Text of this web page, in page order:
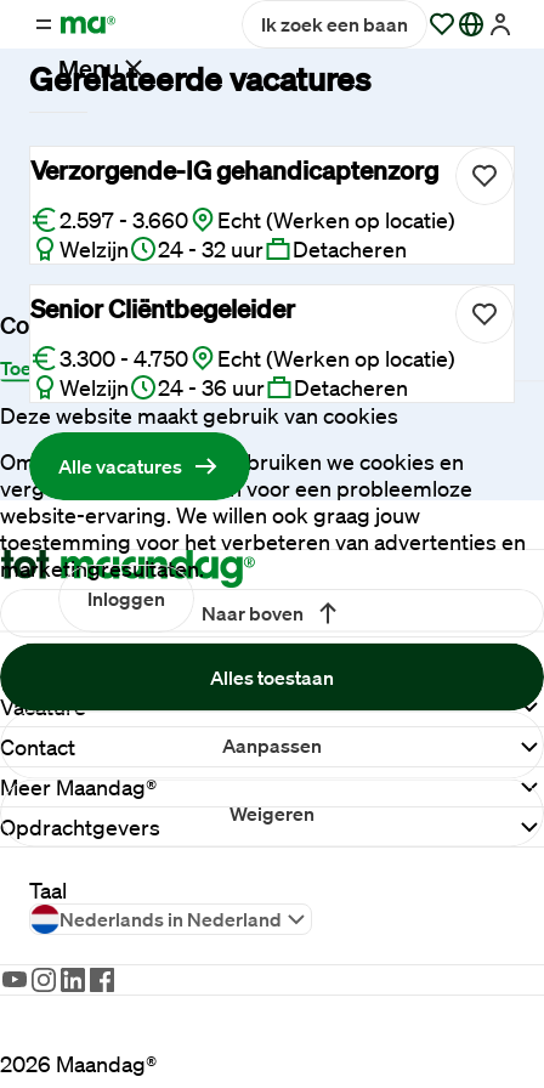
Menu
Werken
bij
Maandag®
Opdrachtgevers
en
service
Inloggen
Ik zoek een baan
Cookies
Toestemming DetailsOver
Deze website maakt gebruik van cookies
Om je beter te helpen, gebruiken we cookies en
vergelijkbare technieken voor een probleemloze
website-ervaring. We willen ook graag jouw
toestemming voor het verbeteren van advertenties en
marketingresultaten.
Weigeren
Aanpassen
Alles toestaan
Gerelateerde vacatures
Verzorgende-IG gehandicaptenzorg
2.597 - 3.660
Echt (Werken op locatie)
Welzijn
24 - 32 uur Detacheren
Senior Cliëntbegeleider
3.300 - 4.750
Echt (Werken op locatie)
Welzijn
24 - 36 uur Detacheren
Alle vacatures
Naar boven
Vacature
Contact
Meer Maandag®
Opdrachtgevers
Taal
Nederlands in Nederland
2026 Maandag®